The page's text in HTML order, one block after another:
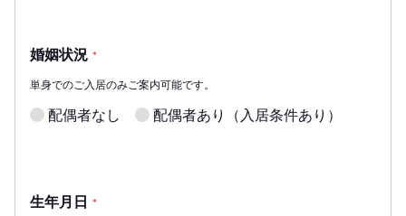
婚姻状況 *
単身でのご入居のみご案内可能です。
配偶者なし 配偶者あり（入居条件あり）
生年月日 *